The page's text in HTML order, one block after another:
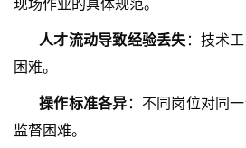
现场作业的具体规范。
人才流动导致经验丢失 ：技术
困难。
操作标准各异 ：不同岗位对同
监督困难。